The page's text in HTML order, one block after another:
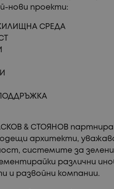
нови проекти:
СРЕДА
& СТОЯНОВ партнира
архитекти,
системите за зелени
различни
и развойни компании.